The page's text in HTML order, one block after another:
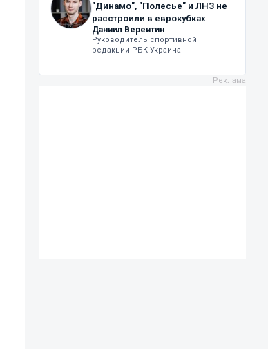
"Динамо", "Полесье" и ЛНЗ не
расстроили в еврокубках
Даниил Вереитин
Руководитель спортивной
редакции РБК-Украина